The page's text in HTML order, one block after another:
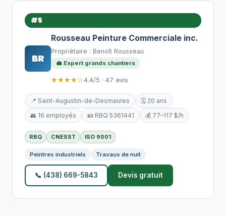
#5
BR
Rousseau Peinture Commerciale inc.
Propriétaire : Benoît Rousseau
💼 Expert grands chantiers
★★★★☆4.4/5 · 47 avis
📍 Saint-Augustin-de-Desmaures
🗓️ 20 ans
👥 16 employés
🪪 RBQ 5361441 💰 77–117 $/h
RBQ CNESST ISO 9001
Peintres industriels Travaux de nuit
📞 (438) 669-5843 Devis gratuit